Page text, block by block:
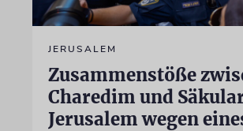
JERUSALEM
Zusammenstöße
Charedim und
Jerusalem wegen